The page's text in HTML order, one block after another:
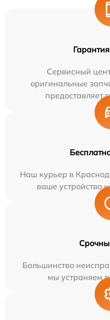
Сервисный
оригинальные
предоставляет
Наш курьер в
ваше устройство
Большинство
мы устраняем